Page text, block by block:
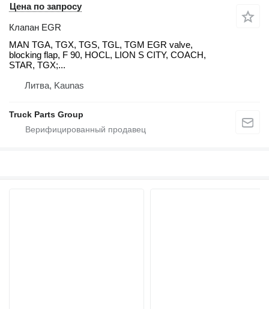
Цена по запросу
Клапан EGR
MAN TGA, TGX, TGS, TGL, TGM EGR valve,
blocking flap, F 90, HOCL, LION S CITY, COACH,
STAR, TGX;...
Литва, Kaunas
Truck Parts Group